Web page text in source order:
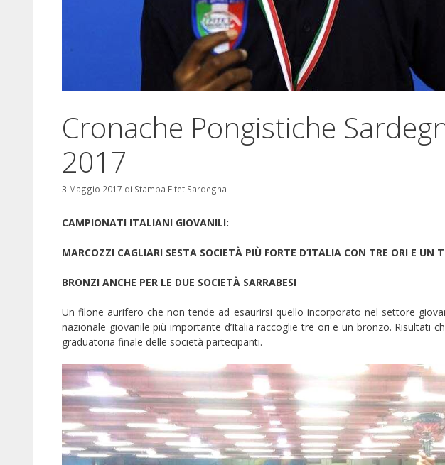
Cronache Pongistiche
2017
3 Maggio 2017 di Stampa Fitet Sardegna
CAMPIONATI ITALIANI GIOVANILI:
MARCOZZI CAGLIARI SESTA SOCIETÀ PIÙ FORTE D’ITALIA CON TRE ORI E UN
BRONZI ANCHE PER LE DUE SOCIETÀ SARRABESI
Un filone aurifero che non tende ad esaurirsi quello incorporato nel settore
nazionale giovanile più importante d’Italia raccoglie tre ori e un bronzo. Risultati
graduatoria finale delle società partecipanti.